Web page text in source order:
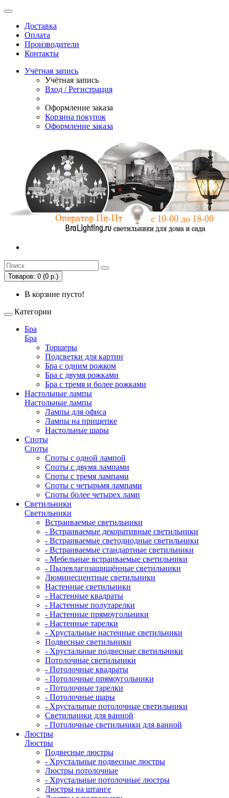
Доставка
Оплата
Производители
Контакты
Учётная запись
Учётная запись
Вход / Регистрация
Оформление заказа
Корзина покупок
Оформление заказа
Товаров: 0 (0 р.)
В корзине пусто!
Категории
Бра
Бра
Торшеры
Подсветки для картин
Бра с одним рожком
Бра с двумя рожками
Бра с тремя и более рожками
Настольные лампы
Настольные лампы
Лампы для офиса
Лампы на прищепке
Настольные шары
Споты
Споты
Споты с одной лампой
Споты с двумя лампами
Споты с тремя лампами
Споты с четырьмя лампами
Споты более четырех ламп
Светильники
Светильники
Встраиваемые светильники
- Встраиваемые декоративные светильники
- Встраиваемые светодиодные светильники
- Встраиваемые стандартные светильники
- Мебельные встраиваемые светильники
- Пылевлагозащищённые светильники
Люминесцентные светильники
Настенные светильники
- Настенные квадраты
- Настенные полутарелки
- Настенные прямоугольники
- Настенные тарелки
- Хрустальные настенные светильники
Подвесные светильники
- Хрустальные подвесные светильники
Потолочные светильники
- Потолочные квадраты
- Потолочные прямоугольники
- Потолочные тарелки
- Потолочные шары
- Хрустальные потолочные светильники
Светильники для ванной
- Потолочные светильники для ванной
Люстры
Люстры
Подвесные люстры
- Хрустальные подвесные люстры
Люстры потолочные
- Хрустальные потолочные люстры
Люстры на штанге